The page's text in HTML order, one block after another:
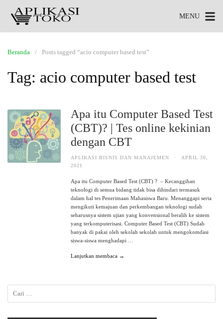
MENU
Beranda Posts tagged “acio computer based test”
Tag: acio computer based test
Apa itu Computer Based Test
(CBT)? | Tes online kekinian
dengan CBT
APLIKASI BISNIS DAN MANAJEMEN ·
APRIL 30,
2021
Apa itu Computer Based Test (CBT) ? – Kecanggihan
teknologi di semua bidang tidak bisa dihindari termasuk
dalam hal tes Penerimaan Mahasiswa Baru. Menanggapi serta
mengikuti kemajuan dan perkembangan teknologi sudah
seharusnya sistem ujian yang konvensional beralih ke sistem
yang terkomputerisasi. Computer Based Test (CBT) Sudah
banyak di pakai oleh sekolah sekolah untuk mengokomdasi
siswa-siswa menghadapi …
Lanjutkan membaca →